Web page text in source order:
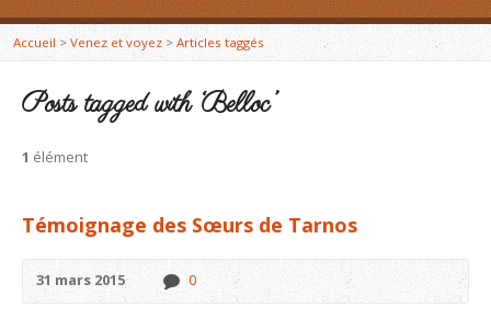
Accueil> Venez et voyez > Articles taggés
Posts tagged with ‘Belloc’
1 élément
Témoignage des Sœurs de Tarnos
31 mars 2015 0